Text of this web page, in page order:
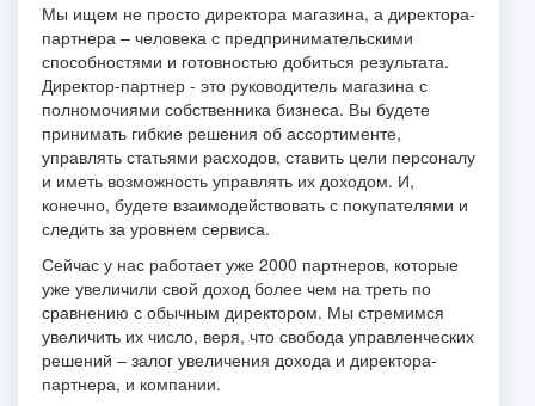
Мы ищем не просто директора магазина, а директора-
партнера – человека с предпринимательскими
способностями и готовностью добиться результата.
Директор-партнер - это руководитель магазина с
полномочиями собственника бизнеса. Вы будете
принимать гибкие решения об ассортименте,
управлять статьями расходов, ставить цели персоналу
и иметь возможность управлять их доходом. И,
конечно, будете взаимодействовать с покупателями и
следить за уровнем сервиса.
Сейчас у нас работает уже 2000 партнеров, которые
уже увеличили свой доход более чем на треть по
сравнению с обычным директором. Мы стремимся
увеличить их число, веря, что свобода управленческих
решений – залог увеличения дохода и директора-
партнера, и компании.